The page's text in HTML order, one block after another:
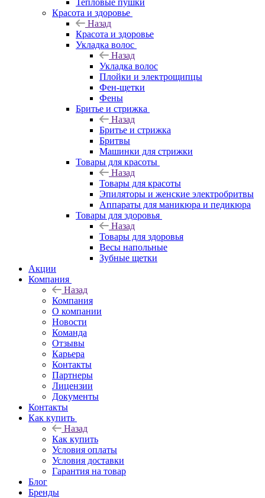
Тепловые пушки
Красота и здоровье
Назад
Красота и здоровье
Укладка волос
Назад
Укладка волос
Плойки и электрощипцы
Фен-щетки
Фены
Бритье и стрижка
Назад
Бритье и стрижка
Бритвы
Машинки для стрижки
Товары для красоты
Назад
Товары для красоты
Эпиляторы и женские электробритвы
Аппараты для маникюра и педикюра
Товары для здоровья
Назад
Товары для здоровья
Весы напольные
Зубные щетки
Акции
Компания
Назад
Компания
О компании
Новости
Команда
Отзывы
Карьера
Контакты
Партнеры
Лицензии
Документы
Контакты
Как купить
Назад
Как купить
Условия оплаты
Условия доставки
Гарантия на товар
Блог
Бренды